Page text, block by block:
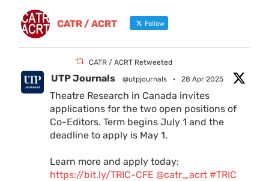
CATR / ACRT Follow
CATR / ACRT Retweeted
UTP Journals @utpjournals · 28 Apr 2025
Theatre Research in Canada invites
applications for the two open positions of
Co-Editors. Term begins July 1 and the
deadline to apply is May 1.
Learn more and apply today:
https://bit.ly/TRIC-CFE @catr_acrt #TRIC